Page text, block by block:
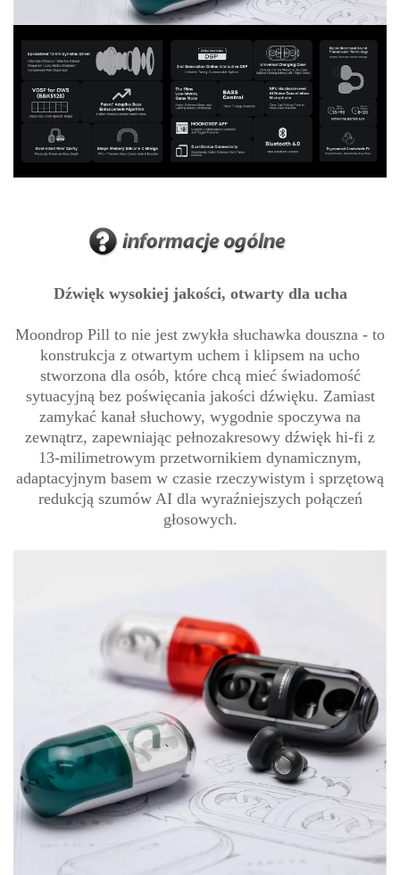
Dźwięk wysokiej jakości, otwarty dla ucha
Moondrop Pill to nie jest zwykła słuchawka douszna - to
konstrukcja z otwartym uchem i klipsem na ucho
stworzona dla osób, które chcą mieć świadomość
sytuacyjną bez poświęcania jakości dźwięku. Zamiast
zamykać kanał słuchowy, wygodnie spoczywa na
zewnątrz, zapewniając pełnozakresowy dźwięk hi-fi z
13-milimetrowym przetwornikiem dynamicznym,
adaptacyjnym basem w czasie rzeczywistym i sprzętową
redukcją szumów AI dla wyraźniejszych połączeń
głosowych.